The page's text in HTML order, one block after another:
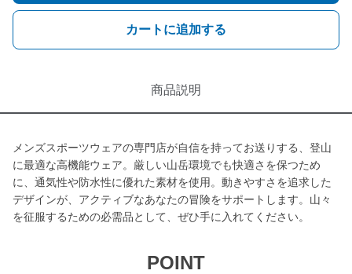
カートに追加する
商品説明
メンズスポーツウェアの専門店が自信を持ってお送りする、登山
に最適な高機能ウェア。厳しい山岳環境でも快適さを保つため
に、通気性や防水性に優れた素材を使用。動きやすさを追求した
デザインが、アクティブなあなたの冒険をサポートします。山々
を征服するための必需品として、ぜひ手に入れてください。
POINT